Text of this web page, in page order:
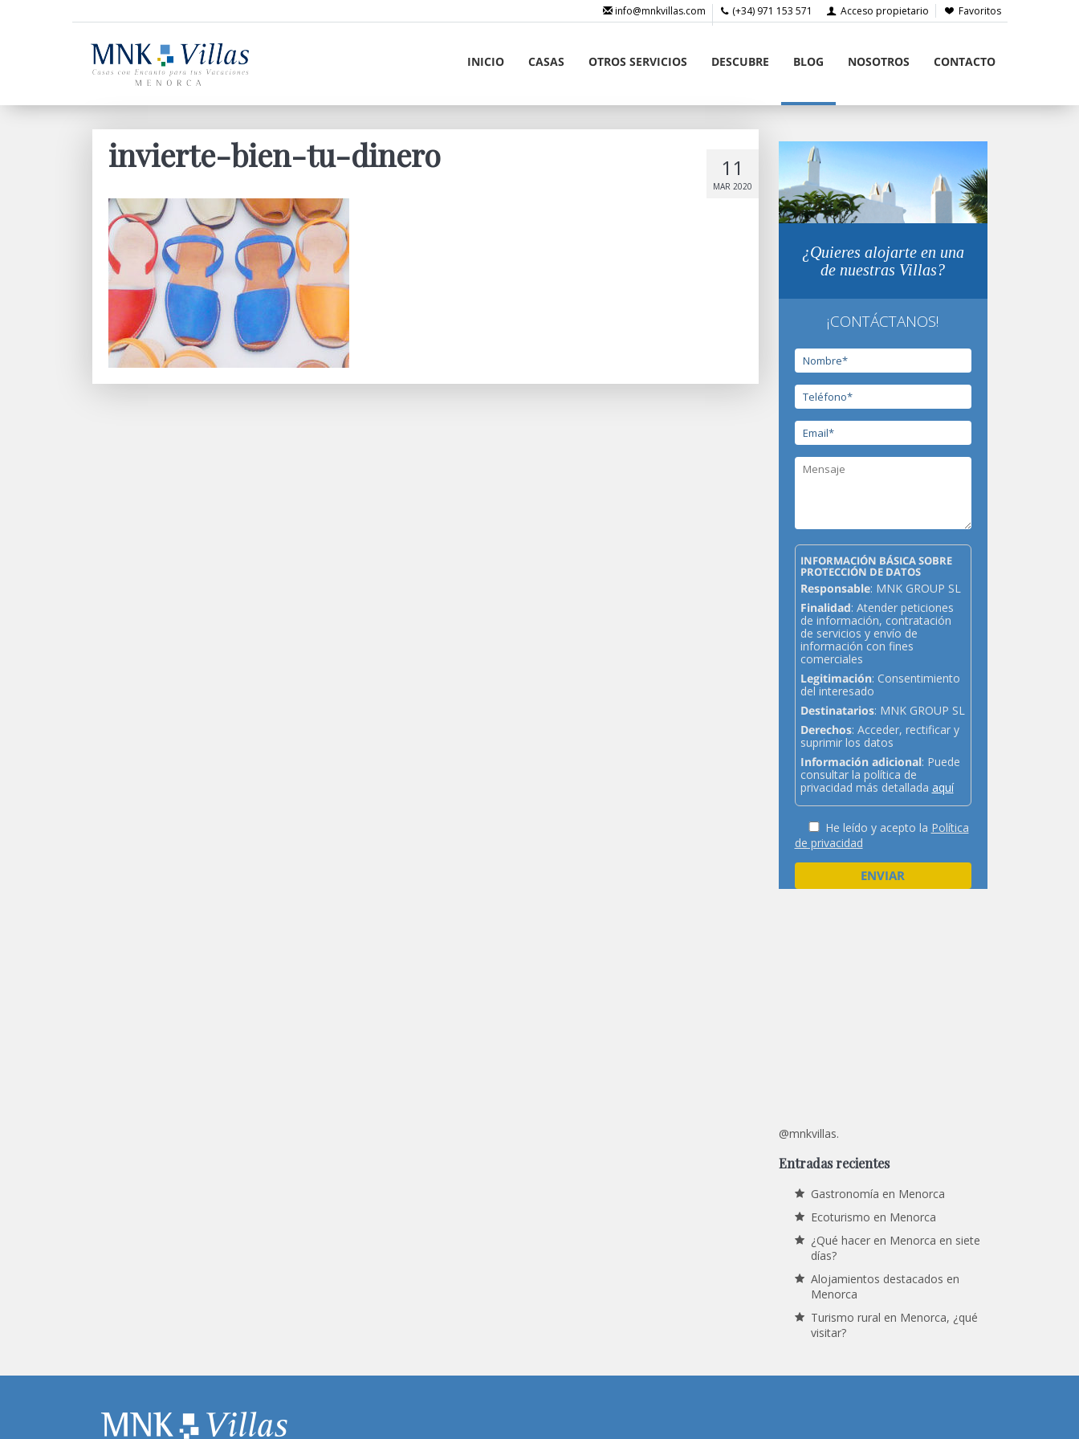
Favoritos
Acceso propietario
(+34) 971 153 571
info@mnkvillas.com
INICIO CASAS OTROS SERVICIOS DESCUBRE BLOG NOSOTROS CONTACTO
11
MAR 2020
invierte-bien-tu-dinero
¿Quieres alojarte en una
de nuestras Villas?
¡CONTÁCTANOS!
INFORMACIÓN BÁSICA SOBRE
PROTECCIÓN DE DATOS
Responsable: MNK GROUP SL
Finalidad: Atender peticiones
de información, contratación
de servicios y envío de
información con fines
comerciales
Legitimación: Consentimiento
del interesado
Destinatarios: MNK GROUP SL
Derechos: Acceder, rectificar y
suprimir los datos
Información adicional: Puede
consultar la política de
privacidad más detallada aquí
He leído y acepto la Política
de privacidad
@mnkvillas.
Entradas recientes
Gastronomía en Menorca
Ecoturismo en Menorca
¿Qué hacer en Menorca en siete
días?
Alojamientos destacados en
Menorca
Turismo rural en Menorca, ¿qué
visitar?